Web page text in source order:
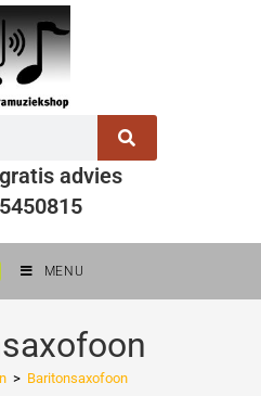
advies
MENU
> Baritonsaxofoon